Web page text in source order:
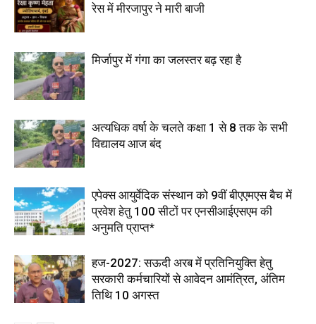
रेस में मीरजापुर ने मारी बाजी
मिर्जापुर में गंगा का जलस्तर बढ़ रहा है
अत्यधिक वर्षा के चलते कक्षा 1 से 8 तक के सभी
विद्यालय आज बंद
एपेक्स आयुर्वेदिक संस्थान को 9वीं बीएएमएस बैच में
प्रवेश हेतु 100 सीटों पर एनसीआईएसएम की
अनुमति प्राप्त*
हज-2027: सऊदी अरब में प्रतिनियुक्ति हेतु
सरकारी कर्मचारियों से आवेदन आमंत्रित, अंतिम
तिथि 10 अगस्त